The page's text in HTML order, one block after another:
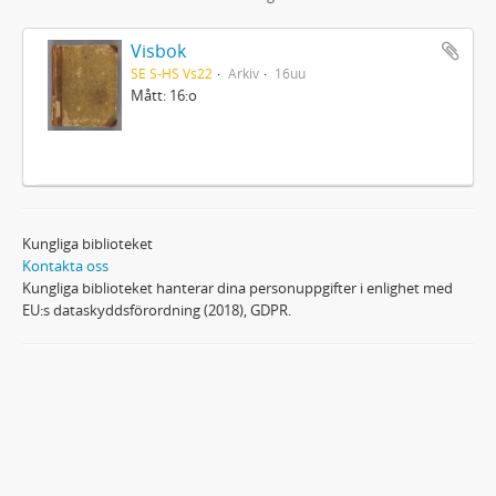
Visbok
SE S-HS Vs22 Arkiv 16uu
Mått: 16:o
Kungliga biblioteket
Kontakta oss
Kungliga biblioteket hanterar dina personuppgifter i enlighet med
EU:s dataskyddsförordning (2018), GDPR.